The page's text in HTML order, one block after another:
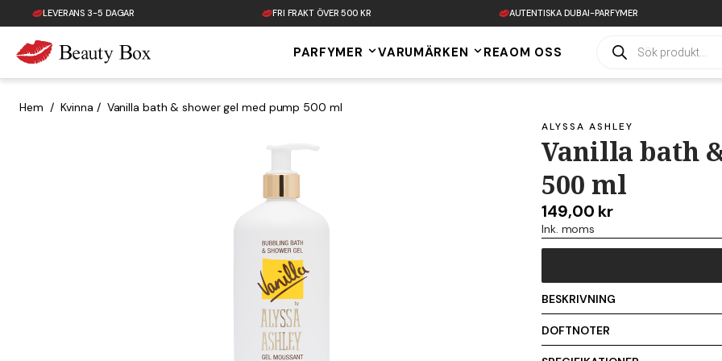
LEVERANS 3-5 DAGAR FRI FRAKT ÖVER 500 KR AUTENTISKA DUBAI-PARFYMER
Tillbaka till startsidan
PARFYMER VARUMÄRKEN REAOM OSS
Products
search
Hem / Kvinna / Vanilla bath & shower gel med pump 500 ml
ALYSSA ASHLEY
Vanilla bath
500 ml
149,00 kr
Ink. moms
BESKRIVNING
En ljuvligt löddrande bath &
perfekta för ett bad eller i
DOFTNOTER